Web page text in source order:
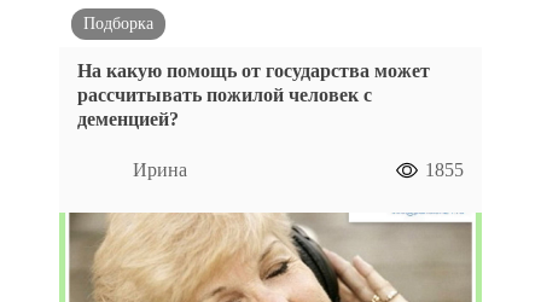
Подборка
На какую помощь от государства может
рассчитывать пожилой человек с
деменцией?
Ирина 1855